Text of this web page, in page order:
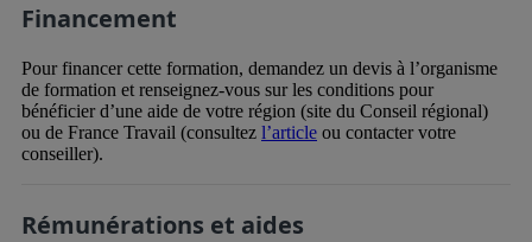
Financement
Pour financer cette formation, demandez un devis à l’organisme
de formation et renseignez-vous sur les conditions pour
bénéficier d’une aide de votre région (site du Conseil régional)
ou de France Travail (consultez l’article ou contacter votre
conseiller).
Rémunérations et aides